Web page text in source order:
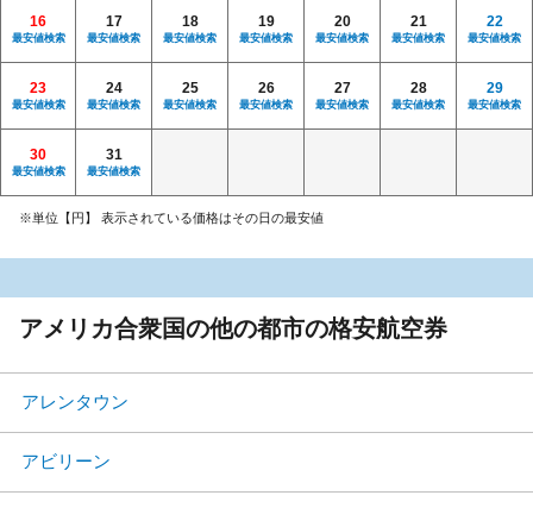
16
最安値検索
17
最安値検索
18
最安値検索
19
最安値検索
20
最安値検索
21
最安値検索
22
最安値検索
23
最安値検索
24
最安値検索
25
最安値検索
26
最安値検索
27
最安値検索
28
最安値検索
29
最安値検索
30
最安値検索
31
最安値検索
※単位【円】 表示されている価格はその日の最安値
アメリカ合衆国の他の都市の格安航空券
アレンタウン
アビリーン